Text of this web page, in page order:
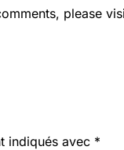
please
indiqués avec *